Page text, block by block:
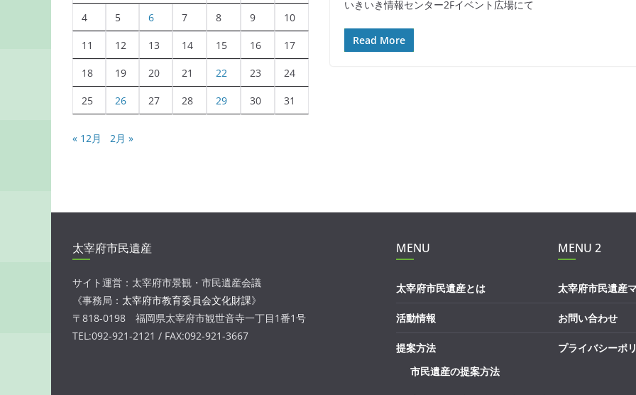
c
e
b
e itt ai
いきいき情報センター2Fイベント広場にて
Read More
4 5 6 7 8 9 10
11 12 13 14 15 16 17
18 19 20 21 22 23 24
25 26 27 28 29 30 31
« 12月 2月 »
太宰府市民遺産
サイト運営：太宰府市景観・市民遺産会議
《事務局： 太宰府市教育委員会文化財課》
〒818-0198 福岡県太宰府市観世音寺一丁目1番1号
TEL:092-921-2121 / FAX:092-921-3667
MENU
太宰府市民遺産とは
活動情報
提案方法
市民遺産の提案方法
MENU 2
太宰府市民遺産
お問い合わせ
プライバシーポ